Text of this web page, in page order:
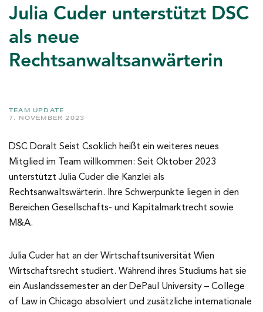
Julia Cuder unterstützt DSC
als neue
Rechtsanwaltsanwärterin
TEAM UPDATE
7. NOVEMBER 2023
DSC Doralt Seist Csoklich heißt ein weiteres neues
Mitglied im Team willkommen: Seit Oktober 2023
unterstützt Julia Cuder die Kanzlei als
Rechtsanwaltswärterin. Ihre Schwerpunkte liegen in den
Bereichen Gesellschafts- und Kapitalmarktrecht sowie
M&A.
Julia Cuder hat an der Wirtschaftsuniversität Wien
Wirtschaftsrecht studiert. Während ihres Studiums hat sie
ein Auslandssemester an der DePaul University – College
of Law in Chicago absolviert und zusätzliche internationale